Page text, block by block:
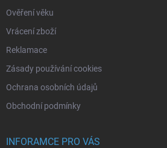
Ověření věku
Vrácení zboží
Reklamace
Zásady používání cookies
Ochrana osobních údajů
Obchodní podmínky
INFORAMCE PRO VÁS